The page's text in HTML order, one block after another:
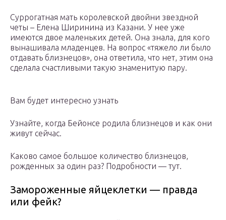
Суррогатная мать королевской двойни звездной
четы – Елена Ширинина из Казани. У нее уже
имеются двое маленьких детей. Она знала, для кого
вынашивала младенцев. На вопрос «тяжело ли было
отдавать близнецов», она ответила, что нет, этим она
сделала счастливыми такую знаменитую пару.
Вам будет интересно узнать
Узнайте, когда Бейонсе родила близнецов и как они
живут сейчас.
Каково самое большое количество близнецов,
рожденных за один раз? Подробности — тут.
Замороженные яйцеклетки — правда
или фейк?